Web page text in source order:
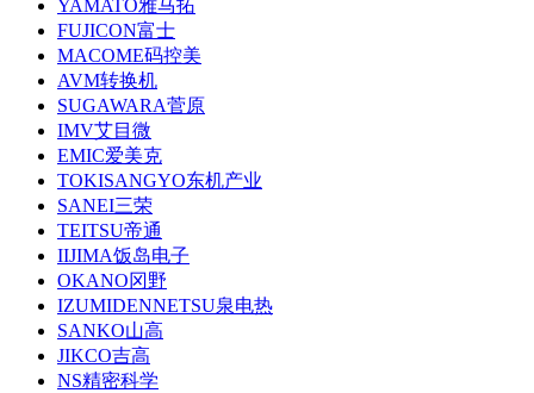
YAMATO雅马拓
FUJICON富士
MACOME码控美
AVM转换机
SUGAWARA菅原
IMV艾目微
EMIC爱美克
TOKISANGYO东机产业
SANEI三荣
TEITSU帝通
IIJIMA饭岛电子
OKANO冈野
IZUMIDENNETSU泉电热
SANKO山高
JIKCO吉高
NS精密科学